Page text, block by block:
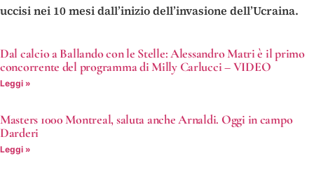
uccisi nei 10 mesi dall’inizio dell’invasione dell’Ucraina.
Dal calcio a Ballando con le Stelle: Alessandro Matri è il primo
concorrente del programma di Milly Carlucci – VIDEO
Leggi »
Masters 1000 Montreal, saluta anche Arnaldi. Oggi in campo
Darderi
Leggi »